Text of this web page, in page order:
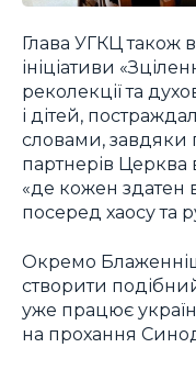
Глава УГКЦ також
ініціативи
реколекції та
і дітей,
словами, завдяки
партнерів Церква
«де кожен здатен
посеред хаосу та
Окремо
створити
уже працює
на прохання